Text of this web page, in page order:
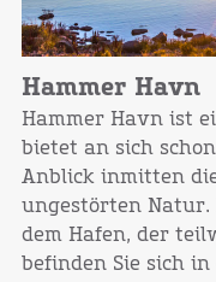
Hammer Havn
Hammer Havn ist
bietet an sich
Anblick inmitten
ungestörten Natur.
dem Hafen, der
befinden Sie sich